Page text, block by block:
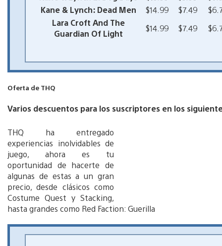
Kane & Lynch: Dead Men
$14.99 $7.49
Lara Croft And The
Guardian Of Light
$14.99 $7.49
Oferta de THQ
Varios descuentos para los suscriptores en los
THQ ha entregado
experiencias inolvidables de
juego, ahora es tu
oportunidad de hacerte de
algunas de estas a un gran
precio, desde clásicos como
Costume Quest y Stacking,
hasta grandes como Red Faction: Guerilla